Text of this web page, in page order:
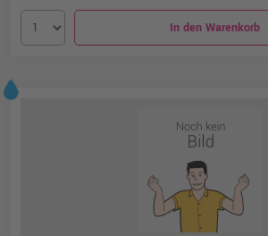
In den Warenkorb